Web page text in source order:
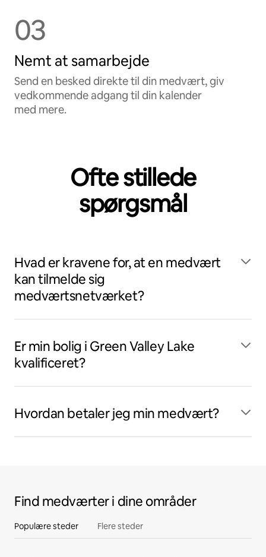
03
Nemt at samarbejde
Send en besked direkte til din medvært, giv
vedkommende adgang til din kalender
med mere.
Ofte stillede
spørgsmål
Hvad er kravene for, at en medvært
kan tilmelde sig
medværtsnetværket?
Er min bolig i Green Valley Lake
kvalificeret?
Hvordan betaler jeg min medvært?
Find medværter i dine områder
Populære steder Flere steder